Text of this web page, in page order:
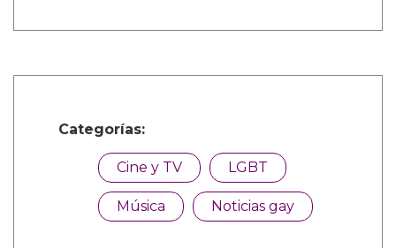
Categorías:
Cine y TV LGBT
Música Noticias gay